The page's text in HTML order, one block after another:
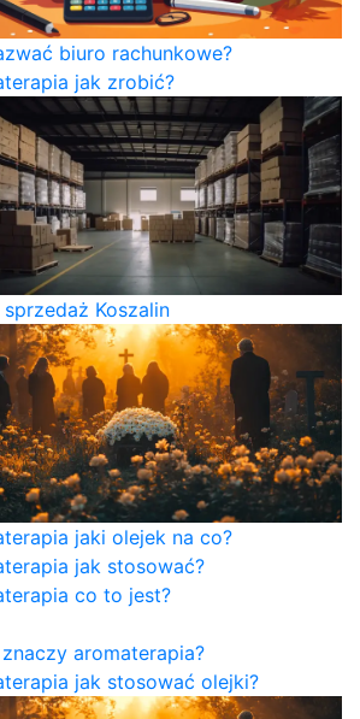
biuro rachunkowe?
jak zrobić?
Koszalin
jaki olejek na co?
jak stosować?
co to jest?
aromaterapia?
jak stosować olejki?